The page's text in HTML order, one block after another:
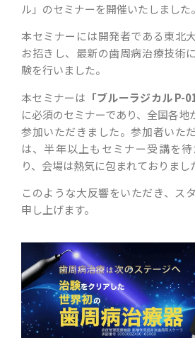
ル」のセミナーを開催いたしました。
本セミナーには開発者である東北
お招きし、最新の歯周病治療技術
験を行いました。
本セミナーは 「ブルーラジカル P-
に必須のセミナーであり、全国各地
参加いただきました。参加者いた
は、半年以上もセミナー受講を
り、会場は熱気に包まれておりまし
このような大反響をいただき、ス
申し上げます。